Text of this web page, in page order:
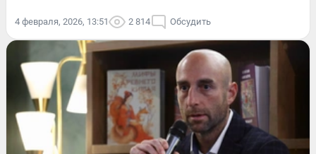
4 февраля, 2026, 13:51 2 814 Обсудить